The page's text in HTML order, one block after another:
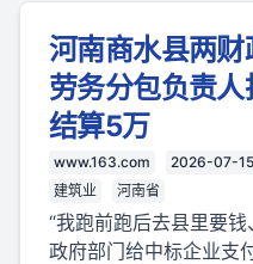
河南商水县两财
劳务分包负责
结算5万
www.163.com 2026-07-15
建筑业
河南省
“我跑前跑后去县里要
政府部门给中标企业支